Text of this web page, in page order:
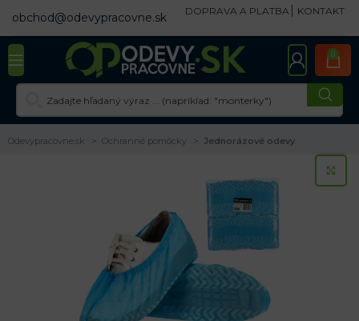
obchod@odevypracovne.sk DOPRAVA A PLATBA KONTAKT
0
Odevypracovne.sk Ochranné pomôcky Jednorázové odevy